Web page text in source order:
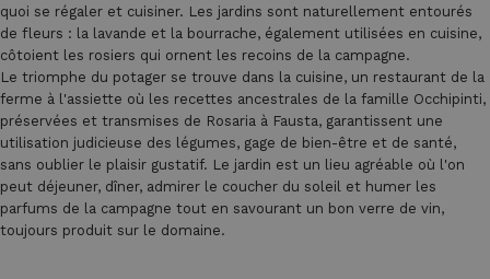
quoi se régaler et cuisiner. Les jardins sont naturellement entourés
de fleurs : la lavande et la bourrache, également utilisées en cuisine,
côtoient les rosiers qui ornent les recoins de la campagne.
Le triomphe du potager se trouve dans la cuisine, un restaurant de la
ferme à l'assiette où les recettes ancestrales de la famille Occhipinti,
préservées et transmises de Rosaria à Fausta, garantissent une
utilisation judicieuse des légumes, gage de bien-être et de santé,
sans oublier le plaisir gustatif. Le jardin est un lieu agréable où l'on
peut déjeuner, dîner, admirer le coucher du soleil et humer les
parfums de la campagne tout en savourant un bon verre de vin,
toujours produit sur le domaine.